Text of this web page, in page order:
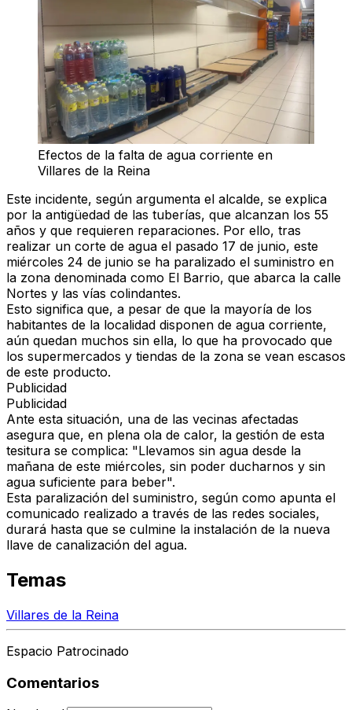
Efectos de la falta de agua corriente en
Villares de la Reina
Este incidente, según argumenta el alcalde, se explica
por la antigüedad de las tuberías, que alcanzan los 55
años y que requieren reparaciones. Por ello, tras
realizar un corte de agua el pasado 17 de junio, este
miércoles 24 de junio se ha paralizado el suministro en
la zona denominada como El Barrio, que abarca la calle
Nortes y las vías colindantes.
Esto significa que, a pesar de que la mayoría de los
habitantes de la localidad disponen de agua corriente,
aún quedan muchos sin ella, lo que ha provocado que
los supermercados y tiendas de la zona se vean escasos
de este producto.
Publicidad
Publicidad
Ante esta situación, una de las vecinas afectadas
asegura que, en plena ola de calor, la gestión de esta
tesitura se complica: "Llevamos sin agua desde la
mañana de este miércoles, sin poder ducharnos y sin
agua suficiente para beber".
Esta paralización del suministro, según como apunta el
comunicado realizado a través de las redes sociales,
durará hasta que se culmine la instalación de la nueva
llave de canalización del agua.
Temas
Villares de la Reina
Espacio Patrocinado
Comentarios